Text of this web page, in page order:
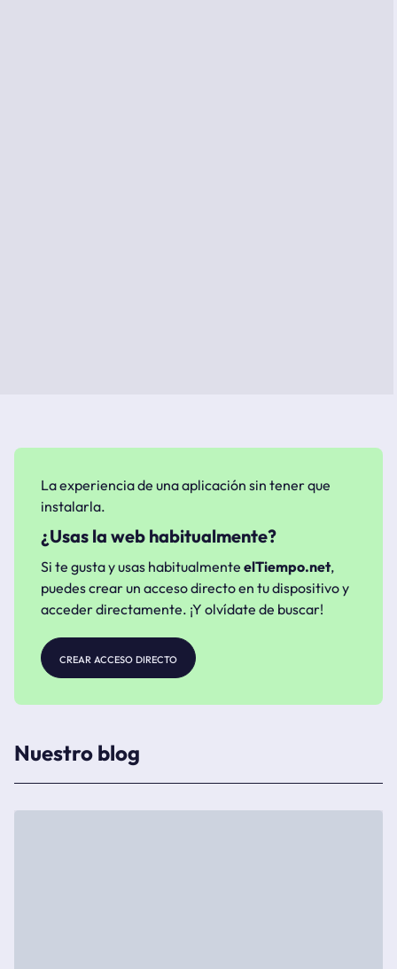
La experiencia de una aplicación sin tener que
instalarla.
¿Usas la web habitualmente?
Si te gusta y usas habitualmente elTiempo.net,
puedes crear un acceso directo en tu dispositivo y
acceder directamente. ¡Y olvídate de buscar!
crear acceso directo
Nuestro blog